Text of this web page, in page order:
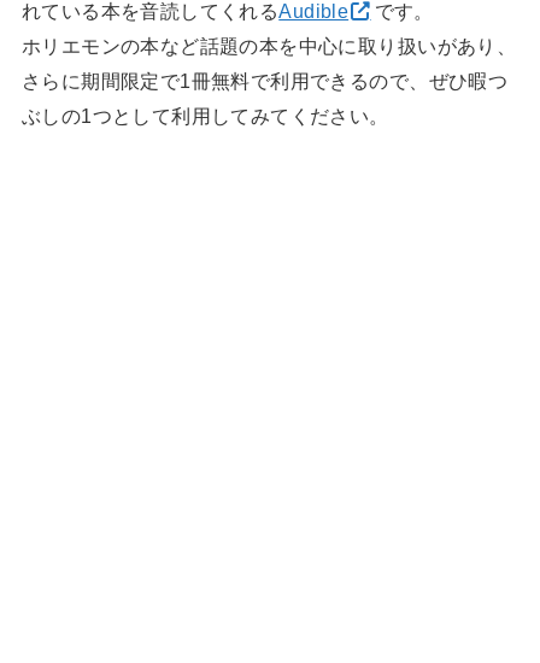
れている本を音読してくれるAudible
です。
ホリエモンの本など話題の本を中心に取り扱いがあり、
さらに期間限定で1冊無料で利用できるので、ぜひ暇つ
ぶしの1つとして利用してみてください。